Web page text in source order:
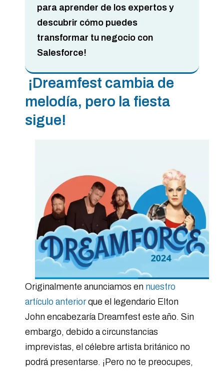
para aprender de los expertos y
descubrir cómo puedes
transformar tu negocio con
Salesforce!
¡Dreamfest cambia de
melodía, pero la fiesta
sigue!
Originalmente anunciamos en nuestro
artículo anteriorque el legendario Elton
John encabezaría Dreamfest este año. Sin
embargo, debido a circunstancias
imprevistas, el célebre artista británico no
podrá presentarse. ¡Pero no te preocupes,